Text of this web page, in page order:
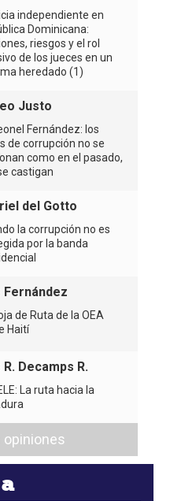
independiente en
Dominicana:
riesgos y el rol
de los jueces en un
heredado (1)
Justo
Fernández: los
de corrupción no se
como en el pasado,
castigan
del Gotto
la corrupción no es
por la banda
Fernández
de Ruta de la OEA
Haití
R. Decamps R.
La ruta hacia la
opiniones